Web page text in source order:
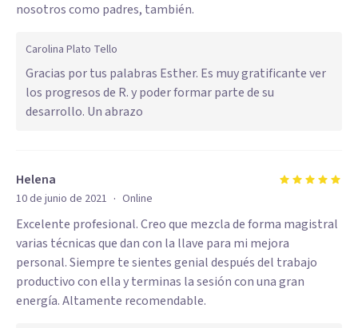
nosotros como padres, también.
Carolina Plato Tello
Gracias por tus palabras Esther. Es muy gratificante ver
los progresos de R. y poder formar parte de su
desarrollo. Un abrazo
Helena
10 de junio de 2021 · Online
Excelente profesional. Creo que mezcla de forma magistral
varias técnicas que dan con la llave para mi mejora
personal. Siempre te sientes genial después del trabajo
productivo con ella y terminas la sesión con una gran
energía. Altamente recomendable.